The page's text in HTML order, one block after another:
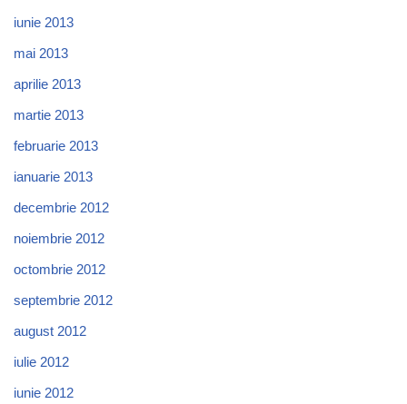
iunie 2013
mai 2013
aprilie 2013
martie 2013
februarie 2013
ianuarie 2013
decembrie 2012
noiembrie 2012
octombrie 2012
septembrie 2012
august 2012
iulie 2012
iunie 2012